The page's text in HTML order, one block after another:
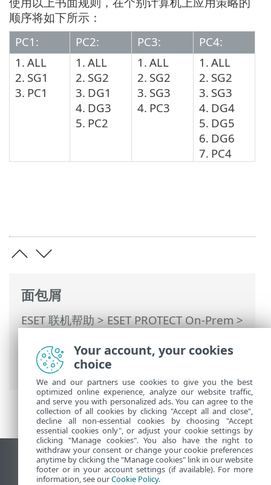
面包屑
ESET 联机帮助>ESET PROTECT On-Prem>
PROTECT On-Prem 主菜单 >策略>如何将
策略应用到客户端
顺序将如下所示：
PC1:
PC2: PC3:
PC4:
1. ALL
2. SG1
3. PC1
1. ALL
2. SG2
3. DG1
4. DG3
5. PC2
1. ALL
2. SG2
3. SG3
4. PC3
1. ALL
2. SG2
3. SG3
4. DG4
5. DG5
6. DG6
7. PC4
查看桌面站点
End of Life
Your account, your cookies
choice
We and our partners use cookies to give you the best
optimized online experience, analyze our website traffic,
and serve you with personalized ads. You can agree to the
collection of all cookies by clicking "Accept all and close",
decline all non-essential cookies by choosing "Accept
essential cookies only", or adjust your cookie settings by
clicking "Manage cookies". You also have the right to
withdraw your consent or change your cookie preferences
anytime by clicking the "Manage cookies" link in our website
footer or in your account settings (if available). For more
information, see ourCookie Policy.